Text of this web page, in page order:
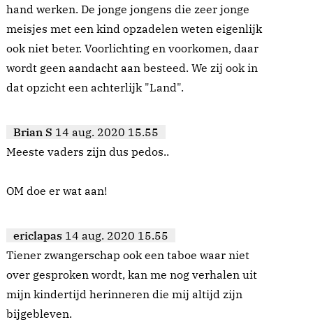
hand werken. De jonge jongens die zeer jonge
meisjes met een kind opzadelen weten eigenlijk
ook niet beter. Voorlichting en voorkomen, daar
wordt geen aandacht aan besteed. We zij ook in
dat opzicht een achterlijk "Land".
Brian S 14 aug. 2020 15.55
Meeste vaders zijn dus pedos..
OM doe er wat aan!
ericlapas 14 aug. 2020 15.55
Tiener zwangerschap ook een taboe waar niet
over gesproken wordt, kan me nog verhalen uit
mijn kindertijd herinneren die mij altijd zijn
bijgebleven.